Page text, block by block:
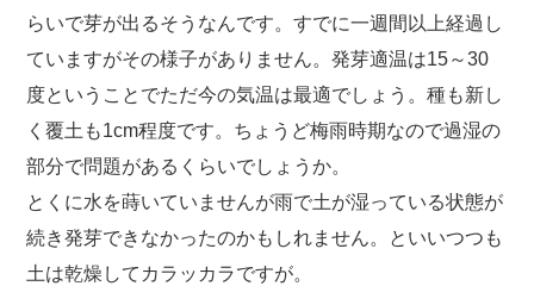
らいで芽が出るそうなんです。すでに一週間以上経過し
ていますがその様子がありません。発芽適温は15～30
度ということでただ今の気温は最適でしょう。種も新し
く覆土も1cm程度です。ちょうど梅雨時期なので過湿の
部分で問題があるくらいでしょうか。
とくに水を蒔いていませんが雨で土が湿っている状態が
続き発芽できなかったのかもしれません。といいつつも
土は乾燥してカラッカラですが。